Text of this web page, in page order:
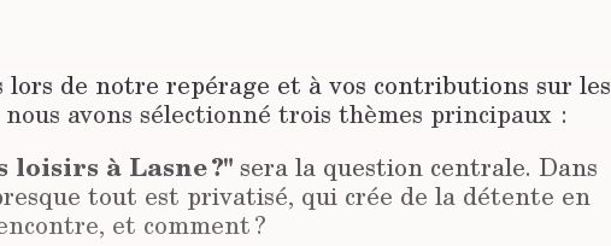
lors de notre repérage et à vos contributions sur les
avons sélectionné trois thèmes principaux :
loisirs à Lasne ?"sera la question centrale. Dans
tout est privatisé, qui crée de la détente en
et comment ?